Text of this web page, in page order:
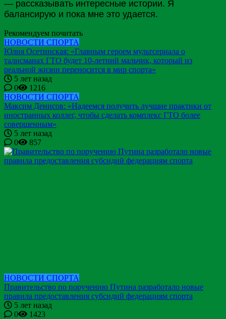
— рассказывать интересные истории. Я
балансирую и пока мне это удается.
Рекомендуем почитать
НОВОСТИ СПОРТА
Юлия Осетинская: «Главным героем мультсериала о
талисманах ГТО будет 10-летний мальчик, который из
реальной жизни переносится в мир спорта»
5 лет назад
0
1216
НОВОСТИ СПОРТА
Максим Денисов: «Надеемся получить лучшие практики от
иностранных коллег, чтобы сделать комплекс ГТО более
совершенным»
5 лет назад
0
857
НОВОСТИ СПОРТА
Правительство по поручению Путина разработало новые
правила предоставления субсидий федерациям спорта
5 лет назад
0
1423